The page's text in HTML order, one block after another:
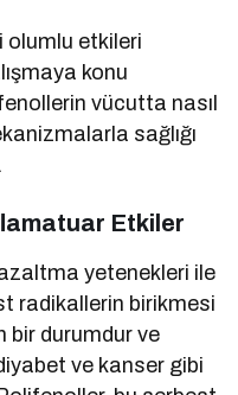
olumlu etkileri
konu
vücutta nasıl
sağlığı
Etkiler
yetenekleri ile
radikallerin birikmesi
bir durumdur ve
ve kanser gibi